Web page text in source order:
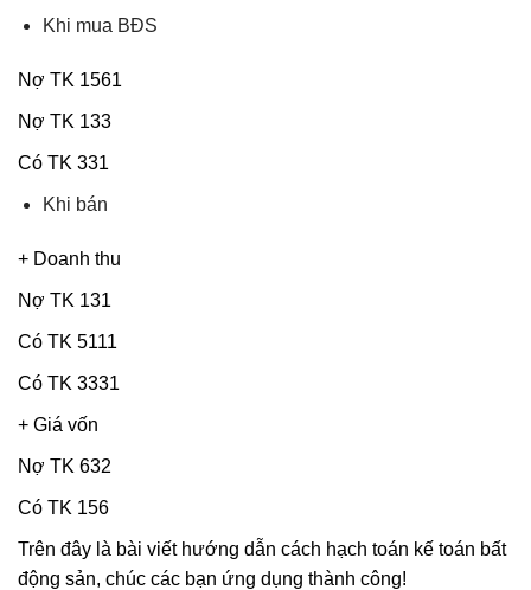
Khi mua BĐS
Nợ TK 1561
Nợ TK 133
Có TK 331
Khi bán
+ Doanh thu
Nợ TK 131
Có TK 5111
Có TK 3331
+ Giá vốn
Nợ TK 632
Có TK 156
Trên đây là bài viết hướng dẫn cách hạch toán kế toán bất
động sản, chúc các bạn ứng dụng thành công!